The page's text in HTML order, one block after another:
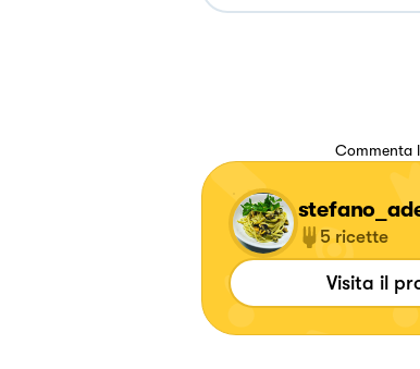
Commenta
5 ricette
Visita il